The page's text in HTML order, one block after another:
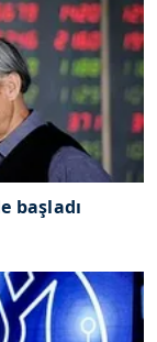
başladı